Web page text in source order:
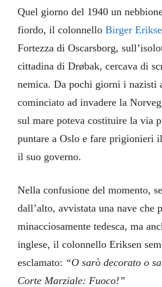
Quel giorno del 1940 un
fiordo, il colonnelloBirger
Fortezza di Oscarsborg,
cittadina di Drøbak, cercava di
nemica. Da pochi giorni i nazisti
cominciato ad invadere la
sul mare poteva costituire la via
puntare a Oslo e fare prigionieri
il suo governo.
Nella confusione del momento,
dall’alto, avvistata una nave che
minacciosamente tedesca, ma
inglese, il colonnello Eriksen
esclamato: “O sarò decorato o
Corte Marziale: Fuoco!”